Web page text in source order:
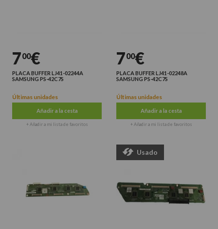
700€
PLACA BUFFER LJ41-02244A
SAMSUNG PS-42C7S
Últimas unidades
Añadir a la cesta
+ Añadir a mi lista de favoritos
700€
PLACA BUFFER LJ41-02248A
SAMSUNG PS-42C7S
Últimas unidades
Añadir a la cesta
+ Añadir a mi lista de favoritos
Usado